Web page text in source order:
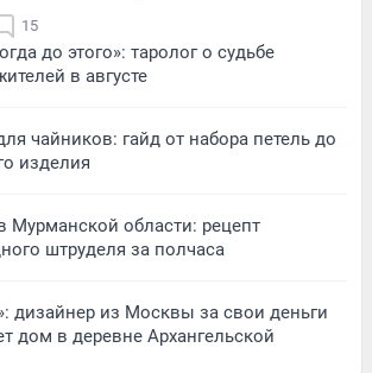
15
до этого»: таролог о судьбе
в августе
чайников: гайд от набора петель до
изделия
Мурманской области: рецепт
штруделя за полчаса
дизайнер из Москвы за свои деньги
дом в деревне Архангельской